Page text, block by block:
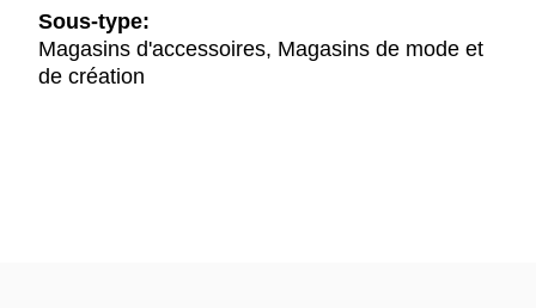
Sous-type:
Magasins d'accessoires, Magasins de mode et
de création